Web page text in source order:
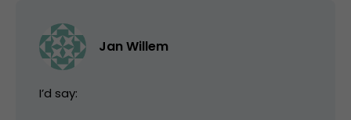
Jan Willem
I’d say: